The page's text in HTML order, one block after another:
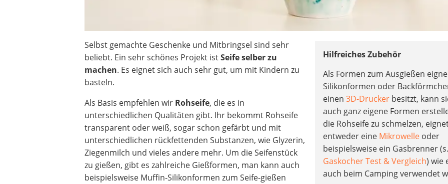
Hilfreiches Zubehör
Als Formen zum Ausgießen
Silikonformen oder
einen3D-Drucker besitzt, kann
auch ganz eigene Formen
die Rohseife zu schmelzen,
entweder eine Mikrowelle oder
beispielsweise ein Gasbrenner (s.
Gaskocher Test & Vergleich) wie
auch beim Camping verwendet
Selbst gemachte Geschenke und Mitbringsel sind sehr
beliebt. Ein sehr schönes Projekt istSeife selber zu
machen. Es eignet sich auch sehr gut, um mit Kindern zu
basteln.
Als Basis empfehlen wir Rohseife, die es in
unterschiedlichen Qualitäten gibt. Ihr bekommt Rohseife
transparent oder weiß, sogar schon gefärbt und mit
unterschiedlichen rückfettenden Substanzen, wie Glyzerin,
Ziegenmilch und vieles andere mehr. Um die Seifenstück
zu gießen, gibt es zahlreiche Gießformen, man kann auch
beispielsweise Muffin-Silikonformen zum Seife-gießen